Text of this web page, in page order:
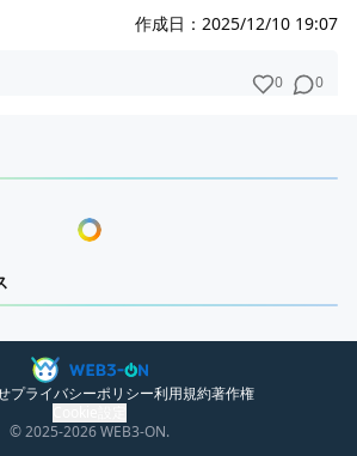
作成日： 2025/12/10 19:07
0 0
。
プライバシーポリシー利用規約著作権
© 2025-2026WEB3-ON.